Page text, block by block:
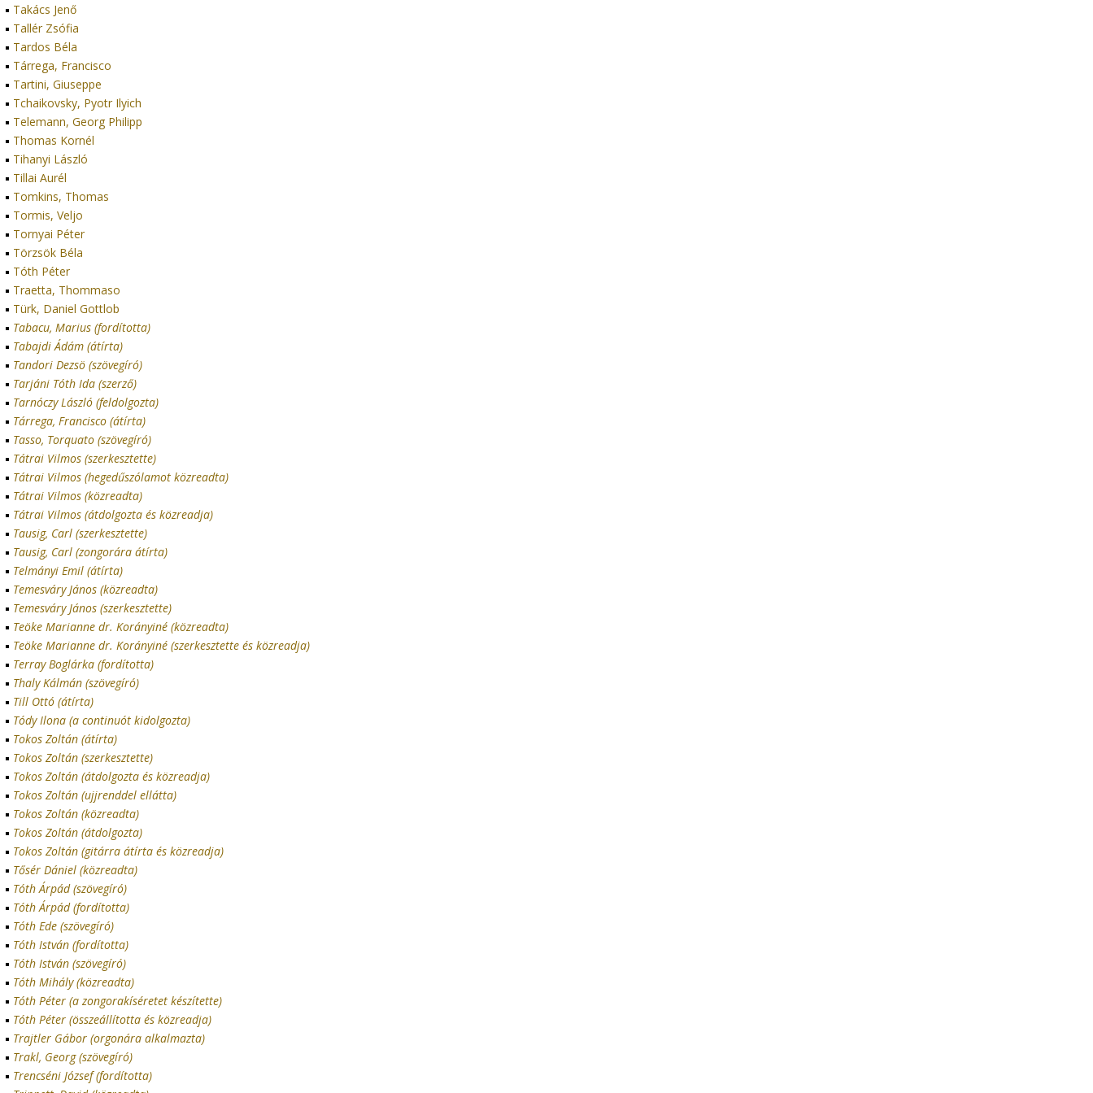
Takács Jenő
Tallér Zsófia
Tardos Béla
Tárrega, Francisco
Tartini, Giuseppe
Tchaikovsky, Pyotr Ilyich
Telemann, Georg Philipp
Thomas Kornél
Tihanyi László
Tillai Aurél
Tomkins, Thomas
Tormis, Veljo
Tornyai Péter
Törzsök Béla
Tóth Péter
Traetta, Thommaso
Türk, Daniel Gottlob
Tabacu, Marius (fordította)
Tabajdi Ádám (átírta)
Tandori Dezsö (szövegíró)
Tarjáni Tóth Ida (szerző)
Tarnóczy László (feldolgozta)
Tárrega, Francisco (átírta)
Tasso, Torquato (szövegíró)
Tátrai Vilmos (szerkesztette)
Tátrai Vilmos (hegedűszólamot közreadta)
Tátrai Vilmos (közreadta)
Tátrai Vilmos (átdolgozta és közreadja)
Tausig, Carl (szerkesztette)
Tausig, Carl (zongorára átírta)
Telmányi Emil (átírta)
Temesváry János (közreadta)
Temesváry János (szerkesztette)
Teöke Marianne dr. Korányiné (közreadta)
Teöke Marianne dr. Korányiné (szerkesztette és közreadja)
Terray Boglárka (fordította)
Thaly Kálmán (szövegíró)
Till Ottó (átírta)
Tódy Ilona (a continuót kidolgozta)
Tokos Zoltán (átírta)
Tokos Zoltán (szerkesztette)
Tokos Zoltán (átdolgozta és közreadja)
Tokos Zoltán (ujjrenddel ellátta)
Tokos Zoltán (közreadta)
Tokos Zoltán (átdolgozta)
Tokos Zoltán (gitárra átírta és közreadja)
Tősér Dániel (közreadta)
Tóth Árpád (szövegíró)
Tóth Árpád (fordította)
Tóth Ede (szövegíró)
Tóth István (fordította)
Tóth István (szövegíró)
Tóth Mihály (közreadta)
Tóth Péter (a zongorakíséretet készítette)
Tóth Péter (összeállította és közreadja)
Trajtler Gábor (orgonára alkalmazta)
Trakl, Georg (szövegíró)
Trencséni József (fordította)